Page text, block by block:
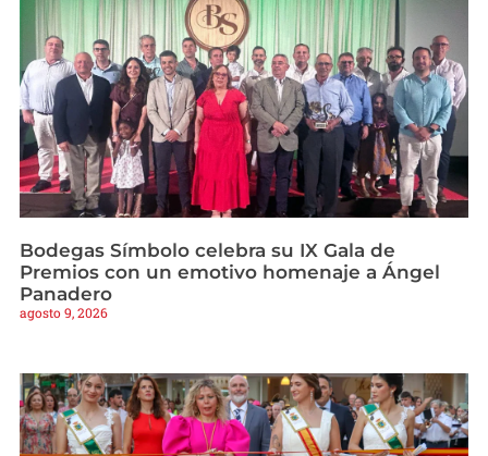
Bodegas Símbolo celebra su IX Gala de
Premios con un emotivo homenaje a Ángel
Panadero
agosto 9, 2026